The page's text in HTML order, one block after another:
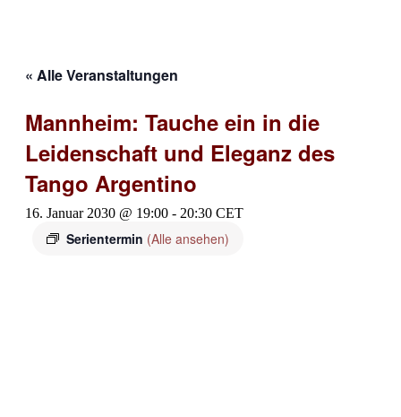
« Alle Veranstaltungen
Mannheim: Tauche ein in die
Leidenschaft und Eleganz des
Tango Argentino
16. Januar 2030 @ 19:00 - 20:30 CET
Serientermin (Alle ansehen)